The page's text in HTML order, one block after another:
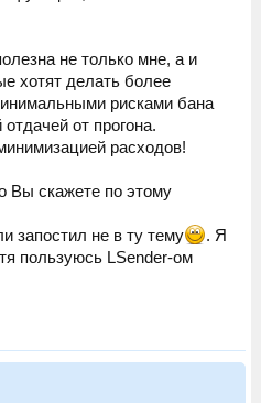
не только мне, а и
хотят делать более
рисками бана
от прогона.
расходов!
Вы скажете по этому
запостил не в ту тему
. Я
пользуюсь LSender-ом